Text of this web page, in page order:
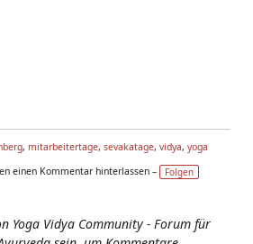
, mitarbeitertage, sevakatage, vidya, yoga
einen Kommentar hinterlassen –
Folgen
Yoga Vidya Community - Forum für